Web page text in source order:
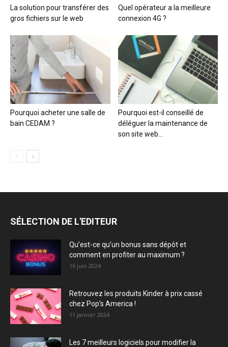
La solution pour transférer des
gros fichiers sur le web
Quel opérateur a la meilleure
connexion 4G ?
Pourquoi acheter une salle de
bain CEDAM ?
Pourquoi est-il conseillé de
déléguer la maintenance de
son site web...
SÉLECTION DE L'EDITEUR
Qu’est-ce qu’un bonus sans dépôt et
comment en profiter au maximum ?
16 juin 2024
Retrouvez les produits Kinder à prix cassé
chez Pop’s America !
11 janvier 2024
Les 7 meilleurs logiciels pour modifier la